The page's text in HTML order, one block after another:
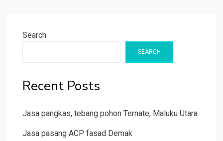
Search
SEARCH
Recent Posts
Jasa pangkas, tebang pohon Ternate, Maluku Utara
Jasa pasang ACP fasad Demak